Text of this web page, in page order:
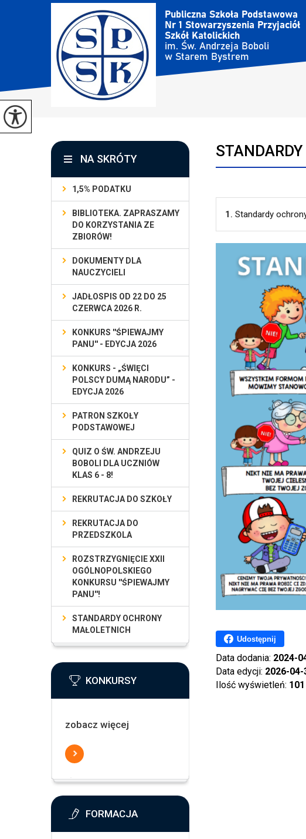
1. Standardy
Udostępnij
Data dodania: 2024-
Data edycji: 2026-04-
Ilość wyświetleń: 101
NA SKRÓTY
1,5% PODATKU
BIBLIOTEKA. ZAPRASZAMY
DO KORZYSTANIA ZE
ZBIORÓW!
DOKUMENTY DLA
NAUCZYCIELI
JADŁOSPIS OD 22 DO 25
CZERWCA 2026 R.
KONKURS ''ŚPIEWAJMY
PANU'' - EDYCJA 2026
KONKURS - „ŚWIĘCI
POLSCY DUMĄ NARODU” -
EDYCJA 2026
PATRON SZKOŁY
PODSTAWOWEJ
QUIZ O ŚW. ANDRZEJU
BOBOLI DLA UCZNIÓW
KLAS 6 - 8!
REKRUTACJA DO SZKOŁY
REKRUTACJA DO
PRZEDSZKOLA
ROZSTRZYGNIĘCIE XXII
OGÓLNOPOLSKIEGO
KONKURSU ''ŚPIEWAJMY
PANU''!
STANDARDY OCHRONY
MAŁOLETNICH
KONKURSY
zobacz więcej
FORMACJA